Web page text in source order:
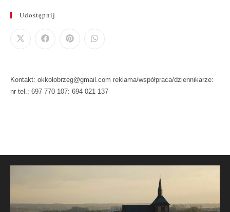
Udostępnij
Kontakt: okkolobrzeg@gmail.com reklama/współpraca/dziennikarze:
nr tel.: 697 770 107: 694 021 137